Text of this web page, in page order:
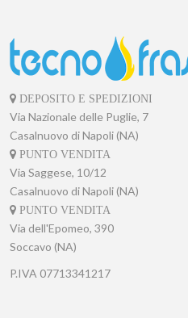
DEPOSITO E SPEDIZIONI
Via Nazionale delle Puglie, 7
Casalnuovo di Napoli (NA)
PUNTO VENDITA
Via Saggese, 10/12
Casalnuovo di Napoli (NA)
PUNTO VENDITA
Via dell'Epomeo, 390
Soccavo (NA)
P.IVA 07713341217